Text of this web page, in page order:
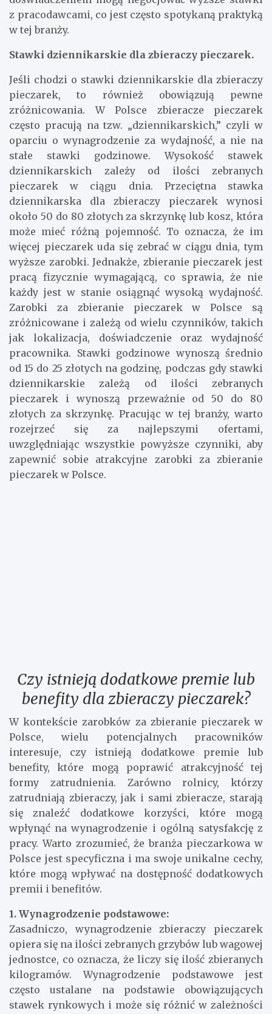
wyższe. Ponadto, pracownicy z większym
doświadczeniem mogą negocjować wyższe stawki
z pracodawcami, co jest często spotykaną praktyką
w tej branży.
Stawki dziennikarskie dla zbieraczy pieczarek.
Jeśli chodzi o stawki dziennikarskie dla zbieraczy
pieczarek, to również obowiązują pewne
zróżnicowania. W Polsce zbieracze pieczarek
często pracują na tzw. „dziennikarskich,” czyli w
oparciu o wynagrodzenie za wydajność, a nie na
stałe stawki godzinowe. Wysokość stawek
dziennikarskich zależy od ilości zebranych
pieczarek w ciągu dnia. Przeciętna stawka
dziennikarska dla zbieraczy pieczarek wynosi
około 50 do 80 złotych za skrzynkę lub kosz, która
może mieć różną pojemność. To oznacza, że im
więcej pieczarek uda się zebrać w ciągu dnia, tym
wyższe zarobki. Jednakże, zbieranie pieczarek jest
pracą fizycznie wymagającą, co sprawia, że nie
każdy jest w stanie osiągnąć wysoką wydajność.
Zarobki za zbieranie pieczarek w Polsce są
zróżnicowane i zależą od wielu czynników, takich
jak lokalizacja, doświadczenie oraz wydajność
pracownika. Stawki godzinowe wynoszą średnio
od 15 do 25 złotych na godzinę, podczas gdy stawki
dziennikarskie zależą od ilości zebranych
pieczarek i wynoszą przeważnie od 50 do 80
złotych za skrzynkę. Pracując w tej branży, warto
rozejrzeć się za najlepszymi ofertami,
uwzględniając wszystkie powyższe czynniki, aby
zapewnić sobie atrakcyjne zarobki za zbieranie
Czy istnieją dodatkowe premie lub
benefity dla zbieraczy pieczarek?
W kontekście zarobków za zbieranie pieczarek w
Polsce, wielu potencjalnych pracowników
interesuje, czy istnieją dodatkowe premie lub
benefity, które mogą poprawić atrakcyjność tej
formy zatrudnienia. Zarówno rolnicy, którzy
zatrudniają zbieraczy, jak i sami zbieracze, starają
się znaleźć dodatkowe korzyści, które mogą
wpłynąć na wynagrodzenie i ogólną satysfakcję z
pracy. Warto zrozumieć, że branża pieczarkowa w
Polsce jest specyficzna i ma swoje unikalne cechy,
które mogą wpływać na dostępność dodatkowych
premii i benefitów.
1. Wynagrodzenie podstawowe:
Zasadniczo, wynagrodzenie zbieraczy pieczarek
opiera się na ilości zebranych grzybów lub wagowej
jednostce, co oznacza, że ​​liczy się ilość zbieranych
kilogramów. Wynagrodzenie podstawowe jest